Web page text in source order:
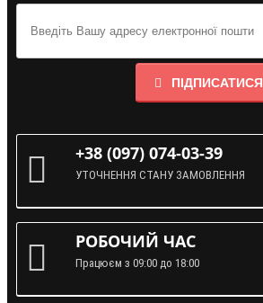
ПІДПИСАТИСЯ
+38 (097) 074-03-39
УТОЧНЕННЯ СТАНУ ЗАМОВЛЕННЯ
РОБОЧИЙ ЧАС
Працюєм з 09:00 до 18:00